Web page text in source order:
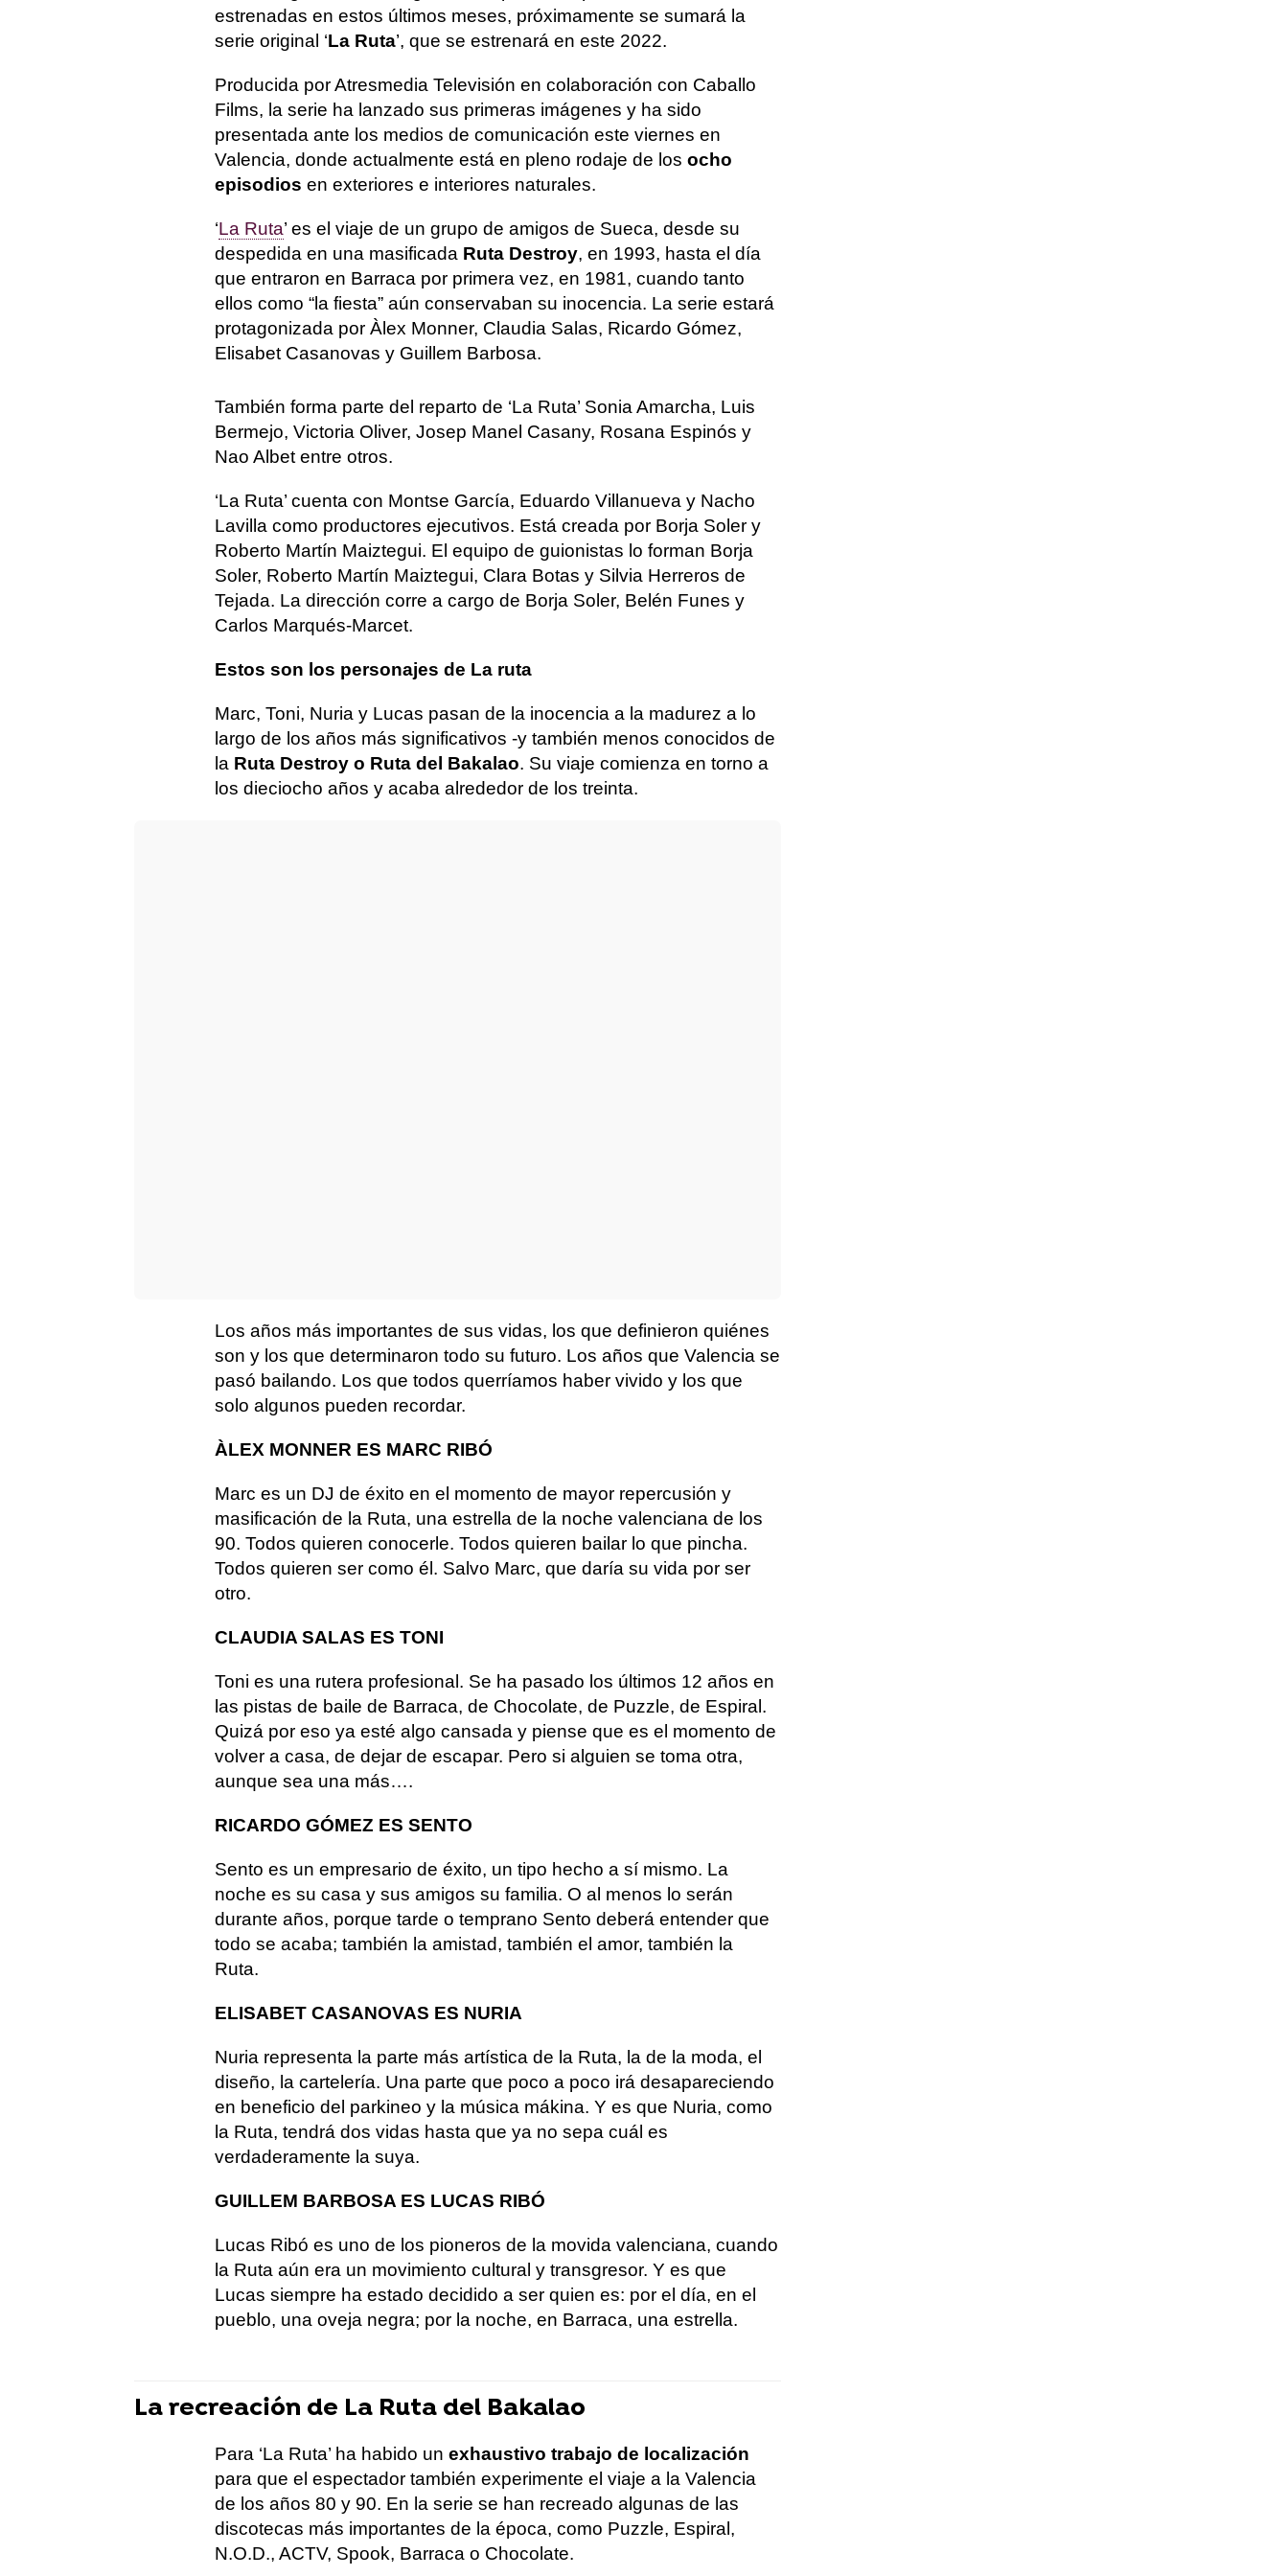
estrenadas en estos últimos meses, próximamente se sumará la
serie original ‘La Ruta’, que se estrenará en este 2022.
Producida por Atresmedia Televisión en colaboración con Caballo
Films, la serie ha lanzado sus primeras imágenes y ha sido
presentada ante los medios de comunicación este viernes en
Valencia, donde actualmente está en pleno rodaje de losocho
episodios en exteriores e interiores naturales.
‘La Ruta’ es el viaje de un grupo de amigos de Sueca, desde su
despedida en una masificada Ruta Destroy, en 1993, hasta el día
que entraron en Barraca por primera vez, en 1981, cuando tanto
ellos como “la fiesta” aún conservaban su inocencia. La serie estará
protagonizada por Àlex Monner, Claudia Salas, Ricardo Gómez,
Elisabet Casanovas y Guillem Barbosa.
También forma parte del reparto de ‘La Ruta’ Sonia Amarcha, Luis
Bermejo, Victoria Oliver, Josep Manel Casany, Rosana Espinós y
Nao Albet entre otros.
‘La Ruta’ cuenta con Montse García, Eduardo Villanueva y Nacho
Lavilla como productores ejecutivos. Está creada por Borja Soler y
Roberto Martín Maiztegui. El equipo de guionistas lo forman Borja
Soler, Roberto Martín Maiztegui, Clara Botas y Silvia Herreros de
Tejada. La dirección corre a cargo de Borja Soler, Belén Funes y
Carlos Marqués-Marcet.
Estos son los personajes de La ruta
Marc, Toni, Nuria y Lucas pasan de la inocencia a la madurez a lo
largo de los años más significativos -y también menos conocidos de
la Ruta Destroy o Ruta del Bakalao. Su viaje comienza en torno a
los dieciocho años y acaba alrededor de los treinta.
Los años más importantes de sus vidas, los que definieron quiénes
son y los que determinaron todo su futuro. Los años que Valencia se
pasó bailando. Los que todos querríamos haber vivido y los que
solo algunos pueden recordar.
ÀLEX MONNER ES MARC RIBÓ
Marc es un DJ de éxito en el momento de mayor repercusión y
masificación de la Ruta, una estrella de la noche valenciana de los
90. Todos quieren conocerle. Todos quieren bailar lo que pincha.
Todos quieren ser como él. Salvo Marc, que daría su vida por ser
otro.
CLAUDIA SALAS ES TONI
Toni es una rutera profesional. Se ha pasado los últimos 12 años en
las pistas de baile de Barraca, de Chocolate, de Puzzle, de Espiral.
Quizá por eso ya esté algo cansada y piense que es el momento de
volver a casa, de dejar de escapar. Pero si alguien se toma otra,
aunque sea una más….
RICARDO GÓMEZ ES SENTO
Sento es un empresario de éxito, un tipo hecho a sí mismo. La
noche es su casa y sus amigos su familia. O al menos lo serán
durante años, porque tarde o temprano Sento deberá entender que
todo se acaba; también la amistad, también el amor, también la
Ruta.
ELISABET CASANOVAS ES NURIA
Nuria representa la parte más artística de la Ruta, la de la moda, el
diseño, la cartelería. Una parte que poco a poco irá desapareciendo
en beneficio del parkineo y la música mákina. Y es que Nuria, como
la Ruta, tendrá dos vidas hasta que ya no sepa cuál es
verdaderamente la suya.
GUILLEM BARBOSA ES LUCAS RIBÓ
Lucas Ribó es uno de los pioneros de la movida valenciana, cuando
la Ruta aún era un movimiento cultural y transgresor. Y es que
Lucas siempre ha estado decidido a ser quien es: por el día, en el
pueblo, una oveja negra; por la noche, en Barraca, una estrella.
La recreación de La Ruta del Bakalao
Para ‘La Ruta’ ha habido unexhaustivo trabajo de localización
para que el espectador también experimente el viaje a la Valencia
de los años 80 y 90. En la serie se han recreado algunas de las
discotecas más importantes de la época, como Puzzle, Espiral,
N.O.D., ACTV, Spook, Barraca o Chocolate.